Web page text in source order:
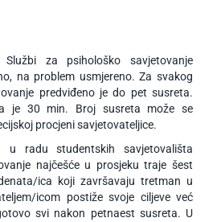
za psihološko savjetovanje
na problem usmjereno. Za svakog
predviđeno je do pet susreta.
je 30 min. Broj susreta može se
procjeni savjetovateljice.
u radu studentskih savjetovališta
najčešće u prosjeku traje šest
ica koji završavaju tretman u
icom postiže svoje ciljeve već
svi nakon petnaest susreta. U